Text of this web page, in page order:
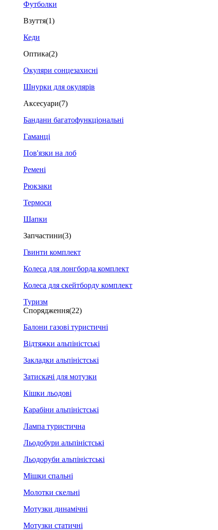
Футболки
Взуття(1)
Кеди
Оптика(2)
Окуляри сонцезахисні
Шнурки для окулярів
Аксесуари(7)
Бандани багатофункціональні
Гаманці
Пов'язки на лоб
Ремені
Рюкзаки
Термоси
Шапки
Запчастини(3)
Гвинти комплект
Колеса для лонгборда комплект
Колеса для скейтборду комплект
Туризм
Спорядження(22)
Балони газові туристичні
Відтяжки альпіністські
Закладки альпіністські
Затискачі для мотузки
Кішки льодові
Карабіни альпіністські
Лампа туристична
Льодобури альпіністські
Льодоруби альпіністські
Мішки спальні
Молотки скельні
Мотузки динамічні
Мотузки статичні